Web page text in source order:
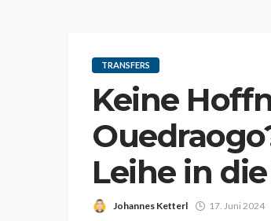
TRANSFERS
Keine
Leihe in
Johannes Ketterl 17. Juni 2024